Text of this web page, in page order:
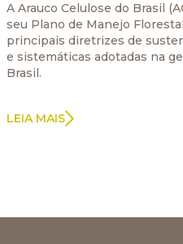
A Arauco Celulose do Brasil
seu Plano de Manejo
principais diretrizes de
e sistemáticas adotadas na
Brasil.
LEIA MAIS